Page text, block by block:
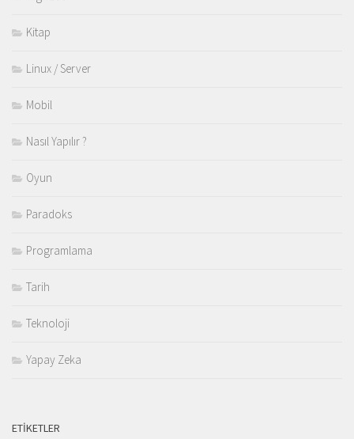
Kitap
Linux / Server
Mobil
Nasıl Yapılır ?
Oyun
Paradoks
Programlama
Tarih
Teknoloji
Yapay Zeka
ETIKETLER